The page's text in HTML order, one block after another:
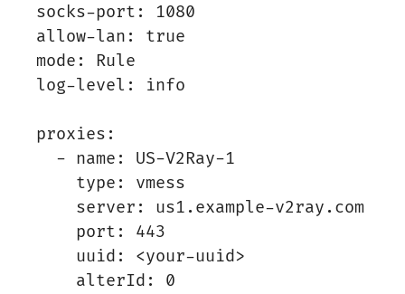
socks-port: 1080
allow-lan: true
mode: Rule
log-level: info
proxies:
  - name: US-V2Ray-1
    type: vmess
    server: us1.example-v2ray.com
    port: 443
    uuid: <your-uuid>
    alterId: 0